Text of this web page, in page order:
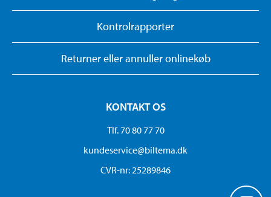
Kontrolrapporter
Returner eller annuller onlinekøb
KONTAKT OS
Tlf. 70 80 77 70
kundeservice@biltema.dk
CVR-nr: 25289846